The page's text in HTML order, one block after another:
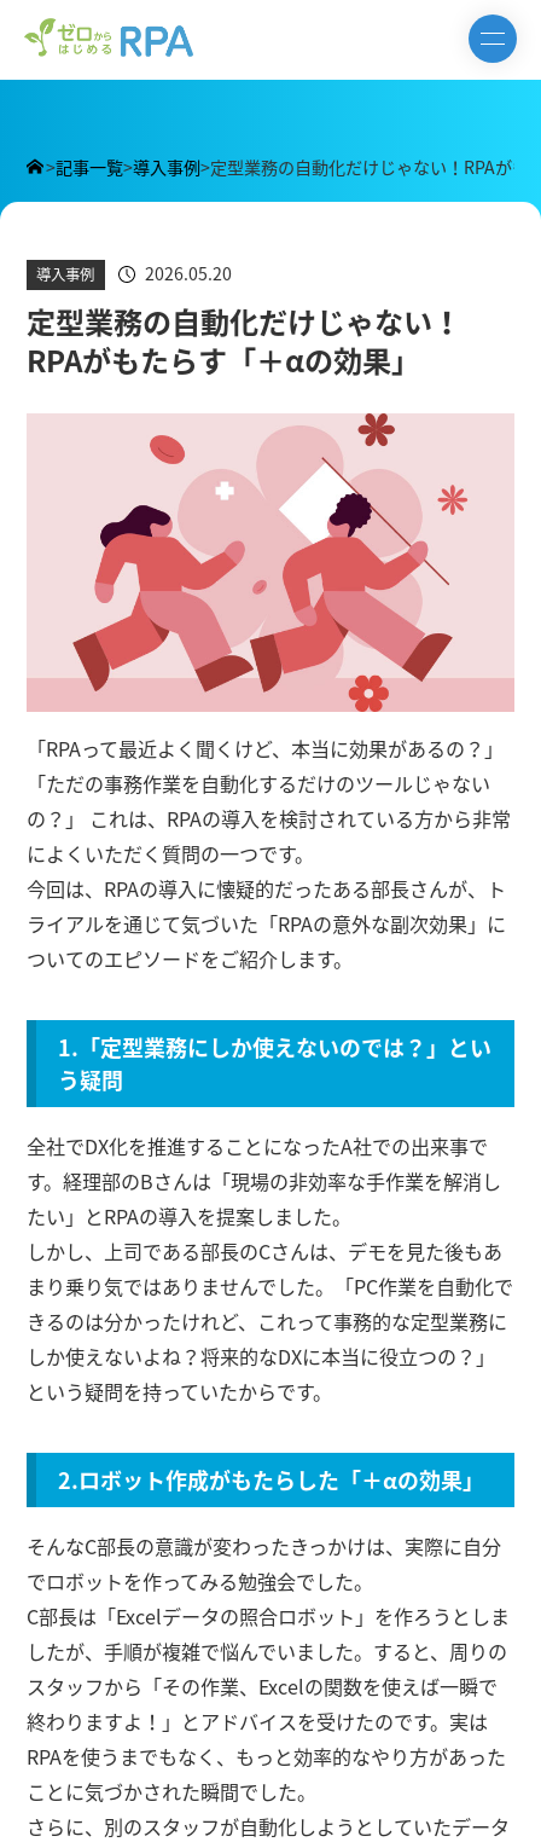
>記事一覧>導入事例>定型業務の自動化だけじゃない！RPAがも
導入事例 2026.05.20
定型業務の自動化だけじゃない！
RPAがもたらす「＋αの効果」
「RPAって最近よく聞くけど、本当に効果があるの？」
「ただの事務作業を自動化するだけのツールじゃない
の？」 これは、RPAの導入を検討されている方から非常
によくいただく質問の一つです。
今回は、RPAの導入に懐疑的だったある部長さんが、ト
ライアルを通じて気づいた「RPAの意外な副次効果」に
ついてのエピソードをご紹介します。
1.「定型業務にしか使えないのでは？」とい
う疑問
全社でDX化を推進することになったA社での出来事で
す。経理部のBさんは「現場の非効率な手作業を解消し
たい」とRPAの導入を提案しました。
しかし、上司である部長のCさんは、デモを見た後もあ
まり乗り気ではありませんでした。「PC作業を自動化で
きるのは分かったけれど、これって事務的な定型業務に
しか使えないよね？将来的なDXに本当に役立つの？」
という疑問を持っていたからです。
2.ロボット作成がもたらした「＋αの効果」
そんなC部長の意識が変わったきっかけは、実際に自分
でロボットを作ってみる勉強会でした。
C部長は「Excelデータの照合ロボット」を作ろうとしま
したが、手順が複雑で悩んでいました。すると、周りの
スタッフから「その作業、Excelの関数を使えば一瞬で
終わりますよ！」とアドバイスを受けたのです。実は
RPAを使うまでもなく、もっと効率的なやり方があった
ことに気づかされた瞬間でした。
さらに、別のスタッフが自動化しようとしていたデータ